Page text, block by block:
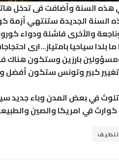
هذه السنة وأضافت فى تدخل
السنة الجديدة ستنتهي أزمة
والأخرى فاشلة ودواء
سياحيا بامتياز…ارى
بارزين وستكون هناك
كبير وتونس ستكون أفضل
في بعض المدن وباء جديد
في امريكا والصين